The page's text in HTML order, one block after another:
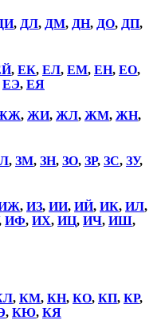
, ДЛ, ДМ, ДН, ДО, ДП,
, ЕК, ЕЛ, ЕМ, ЕН, ЕО,
ЕЭ, ЕЯ
, ЖИ, ЖЛ, ЖМ, ЖН,
, ЗМ, ЗН, ЗО, ЗР, ЗС, ЗУ,
, ИЗ, ИИ, ИЙ, ИК, ИЛ,
ИФ, ИХ, ИЦ, ИЧ, ИШ,
, КМ, КН, КО, КП, КР,
, КЮ, КЯ